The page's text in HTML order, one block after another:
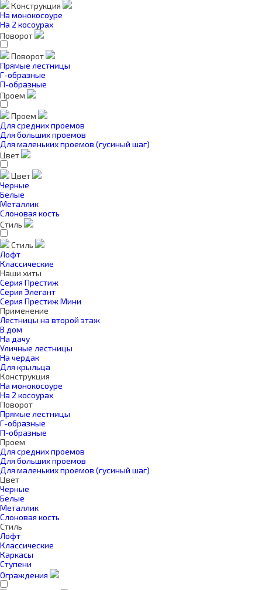
Конструкция
На монокосоуре
На 2 косоурах
Поворот
Поворот
Прямые лестницы
Г-образные
П-образные
Проем
Проем
Для средних проемов
Для больших проемов
Для маленьких проемов (гусиный шаг)
Цвет
Цвет
Черные
Белые
Металлик
Слоновая кость
Стиль
Стиль
Лофт
Классические
Наши хиты
Серия Престиж
Серия Элегант
Серия Престиж Мини
Применение
Лестницы на второй этаж
В дом
На дачу
Уличные лестницы
На чердак
Для крыльца
Конструкция
На монокосоуре
На 2 косоурах
Поворот
Прямые лестницы
Г-образные
П-образные
Проем
Для средних проемов
Для больших проемов
Для маленьких проемов (гусиный шаг)
Цвет
Черные
Белые
Металлик
Слоновая кость
Стиль
Лофт
Классические
Каркасы
Ступени
Ограждения